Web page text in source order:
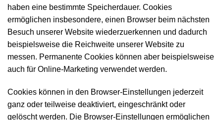
haben eine bestimmte Speicher­dauer. Cookies
ermöglichen insbesondere, einen Browser beim nächsten
Besuch unserer Website wiederzuerkennen und dadurch
beispielsweise die Reich­weite unserer Website zu
messen. Permanente Cookies können aber beispiels­weise
auch für Online-Marketing verwendet werden.
Cookies können in den Browser-Einstellungen jederzeit
ganz oder teilweise deaktiviert, eingeschränkt oder
gelöscht werden. Die Browser-Einstellungen ermöglichen